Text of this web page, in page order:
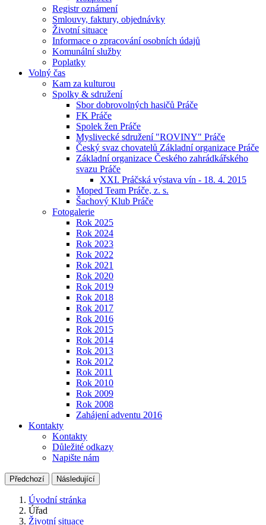
Registr oznámení
Smlouvy, faktury, objednávky
Životní situace
Informace o zpracování osobních údajů
Komunální služby
Poplatky
Volný čas
Kam za kulturou
Spolky & sdružení
Sbor dobrovolných hasičů Práče
FK Práče
Spolek žen Práče
Myslivecké sdružení "ROVINY" Práče
Český svaz chovatelů Základní organizace Práče
Základní organizace Českého zahrádkářského
svazu Práče
XXI. Práčská výstava vín - 18. 4. 2015
Moped Team Práče, z. s.
Šachový Klub Práče
Fotogalerie
Rok 2025
Rok 2024
Rok 2023
Rok 2022
Rok 2021
Rok 2020
Rok 2019
Rok 2018
Rok 2017
Rok 2016
Rok 2015
Rok 2014
Rok 2013
Rok 2012
Rok 2011
Rok 2010
Rok 2009
Rok 2008
Zahájení adventu 2016
Kontakty
Kontakty
Důležité odkazy
Napište nám
Předchozí Následující
Úvodní stránka
Úřad
Životní situace